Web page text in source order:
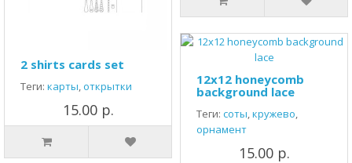
2 shirts cards set
Теги: карты,открытки
15.00 р.
12x12 honeycomb
background lace
Теги: соты,кружево,
орнамент
15.00 р.